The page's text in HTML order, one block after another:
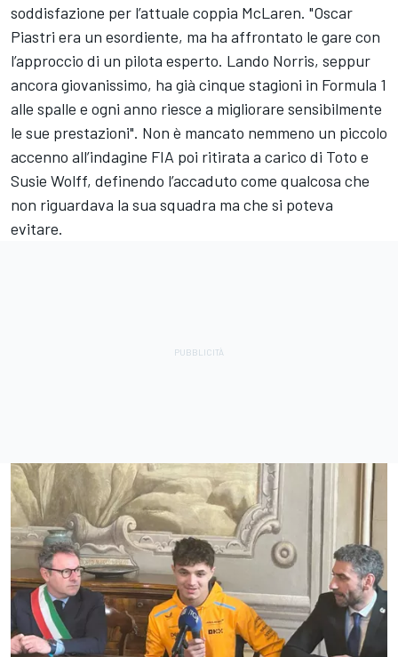
soddisfazione per l’attuale coppia McLaren. "Oscar
Piastri era un esordiente, ma ha affrontato le gare con
l’approccio di un pilota esperto. Lando Norris, seppur
ancora giovanissimo, ha già cinque stagioni in Formula 1
alle spalle e ogni anno riesce a migliorare sensibilmente
le sue prestazioni". Non è mancato nemmeno un piccolo
accenno all’indagine FIA poi ritirata a carico di Toto e
Susie Wolff, definendo l’accaduto come qualcosa che
non riguardava la sua squadra ma che si poteva
evitare.